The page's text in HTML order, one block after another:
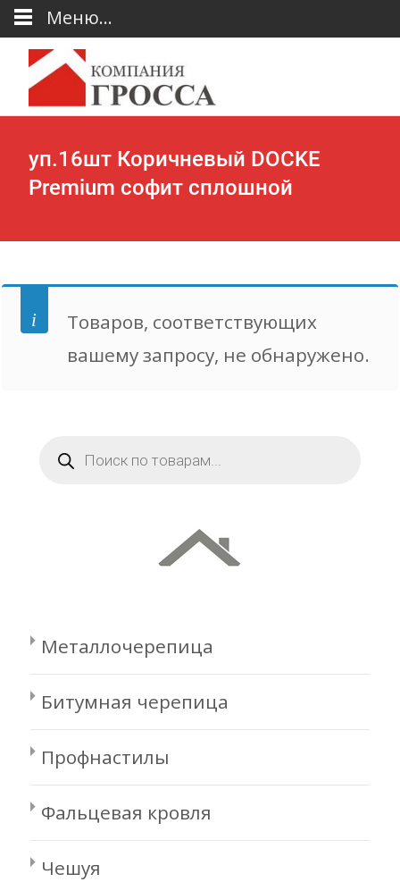
уп.16шт Коричневый DOCKE
Premium софит сплошной
Товаров, соответствующих
вашему запросу, не обнаружено.
товаров
Металлочерепица
Битумная черепица
Профнастилы
Фальцевая кровля
Чешуя
Меню...